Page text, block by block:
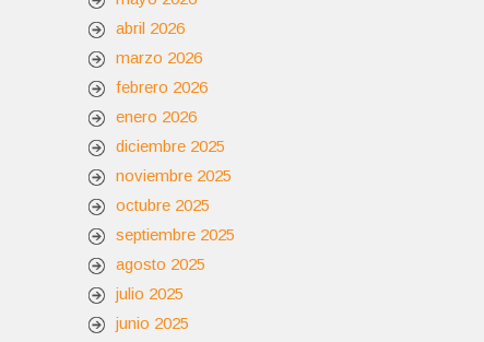
abril 2026
marzo 2026
febrero 2026
enero 2026
diciembre 2025
noviembre 2025
octubre 2025
septiembre 2025
agosto 2025
julio 2025
junio 2025